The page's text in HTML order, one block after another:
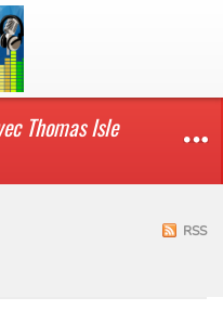
Thomas Isle
RSS